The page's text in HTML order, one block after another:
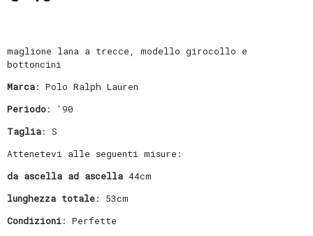
maglione lana a trecce, modello girocollo e
bottoncini
Marca: Polo Ralph Lauren
Periodo: '90
Taglia: S
Attenetevi alle seguenti misure:
da ascella ad ascella44cm
lunghezza totale: 53cm
Condizioni: Perfette